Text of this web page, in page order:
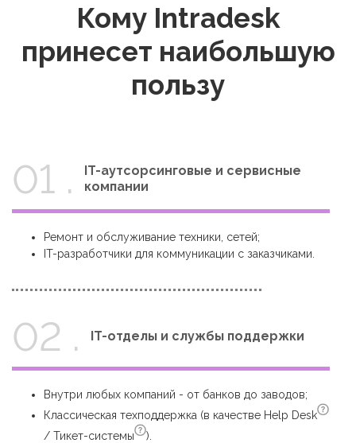
Кому Intradesk
принесет наибольшую
пользу
01 .
IT-аутсорсинговые и сервисные
компании
Ремонт и обслуживание техники, сетей;
IT-разработчики для коммуникации с заказчиками.
02 . IT-отделы и службы поддержки
Внутри любых компаний - от банков до заводов;
Классическая техподдержка (в качестве Help Desk
/ Тикет-системы ).